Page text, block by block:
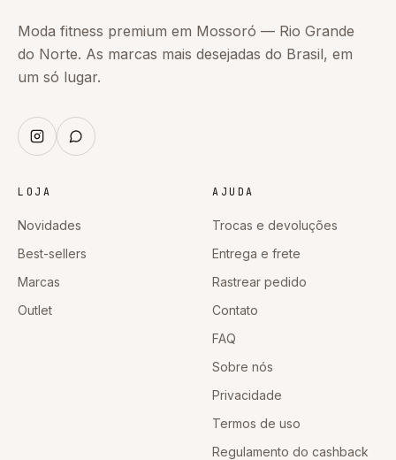
Moda fitness premium em Mossoró — Rio Grande
do Norte. As marcas mais desejadas do Brasil, em
um só lugar.
LOJA
Novidades
Best-sellers
Marcas
Outlet
AJUDA
Trocas e devoluções
Entrega e frete
Rastrear pedido
Contato
FAQ
Sobre nós
Privacidade
Termos de uso
Regulamento do cashback